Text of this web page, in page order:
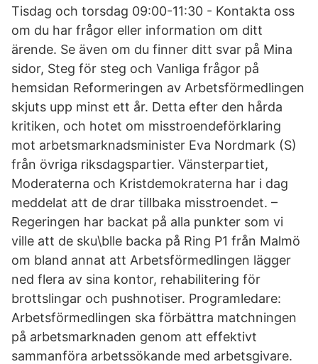
Tisdag och torsdag 09:00-11:30 - Kontakta oss
om du har frågor eller information om ditt
ärende. Se även om du finner ditt svar på Mina
sidor, Steg för steg och Vanliga frågor på
hemsidan Reformeringen av Arbetsförmedlingen
skjuts upp minst ett år. Detta efter den hårda
kritiken, och hotet om misstroendeförklaring
mot arbetsmarknadsminister Eva Nordmark (S)
från övriga riksdagspartier. Vänsterpartiet,
Moderaterna och Kristdemokraterna har i dag
meddelat att de drar tillbaka misstroendet. –
Regeringen har backat på alla punkter som vi
ville att de sku\blle backa på Ring P1 från Malmö
om bland annat att Arbetsförmedlingen lägger
ned flera av sina kontor, rehabilitering för
brottslingar och pushnotiser. Programledare:
Arbetsförmedlingen ska förbättra matchningen
på arbetsmarknaden genom att effektivt
sammanföra arbetssökande med arbetsgivare.